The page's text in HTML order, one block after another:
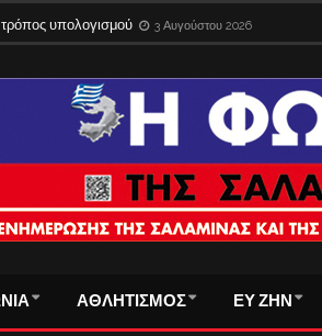
υπολογισμού 3 Αυγούστου 2026
ΑΘΛΗΤΙΣΜΟΣ ΕΥ ΖΗΝ